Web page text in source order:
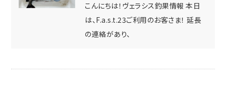
こんにちは！ヴェラシス釣果情報 本日
は、F.a.s.t.23ご利用のお客さま！ 延長
の連絡があり、